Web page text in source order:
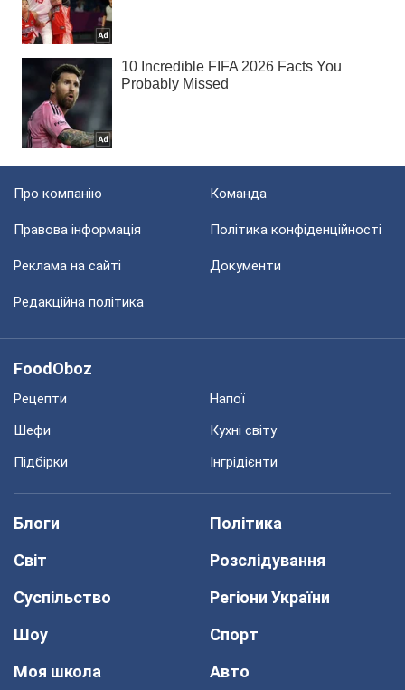
Про компанію Команда
Правова інформація Політика конфіденційності
Реклама на сайті Документи
Редакційна політика
FoodOboz
Рецепти
Напої
Шефи
Кухні світу
Підбірки
Інгрідієнти
Блоги
Політика
Світ
Розслідування
Суспільство
Регіони України
Шоу
Спорт
Моя школа
Авто